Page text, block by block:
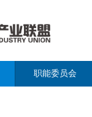
职能委员会